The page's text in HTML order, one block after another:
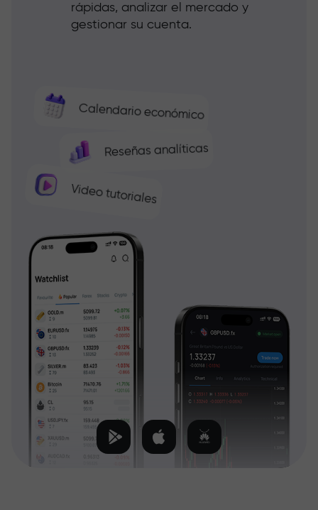
Calendario económico
Reseñas analíticas
Video tutoriales
rápidas, analizar el mercado y
gestionar su cuenta.